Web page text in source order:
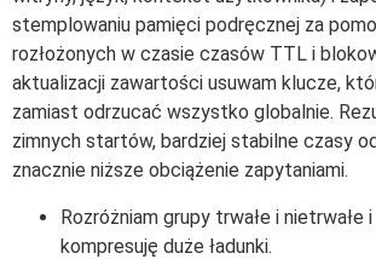
stemplowaniu pamięci podręcznej za
rozłożonych w czasie czasów TTL i
aktualizacji zawartości usuwam klucze,
zamiast odrzucać wszystko globalnie.
zimnych startów, bardziej stabilne czasy
znacznie niższe obciążenie zapytaniami.
Rozróżniam grupy trwałe i nietrwałe
kompresuję duże ładunki.